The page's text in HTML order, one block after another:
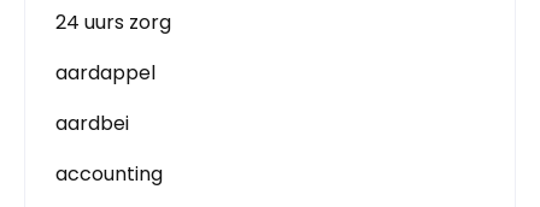
24 uurs zorg
aardappel
aardbei
accounting